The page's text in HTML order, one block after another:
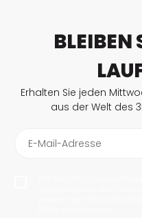
BLEIBEN
Erhalten Sie jeden
aus der Welt des
E-Mail-Adresse